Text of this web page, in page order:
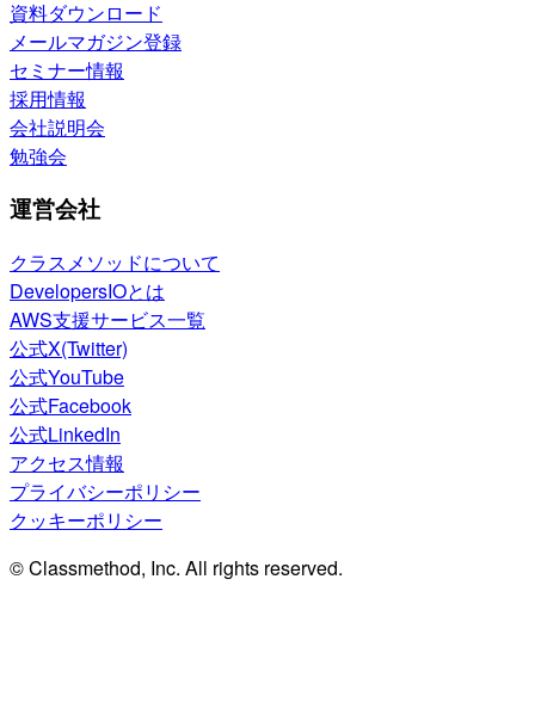
資料ダウンロード
メールマガジン登録
セミナー情報
採用情報
会社説明会
勉強会
運営会社
クラスメソッドについて
DevelopersIOとは
AWS支援サービス一覧
公式X(Twitter)
公式YouTube
公式Facebook
公式LinkedIn
アクセス情報
プライバシーポリシー
クッキーポリシー
© Classmethod, Inc. All rights reserved.